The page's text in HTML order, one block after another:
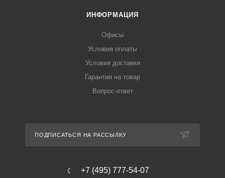
ИНФОРМАЦИЯ
Офисы
Условия оплаты
Условия доставки
Гарантия на товар
Вопрос-ответ
ПОДПИСАТЬСЯ НА РАССЫЛКУ
+7 (495) 777-54-07